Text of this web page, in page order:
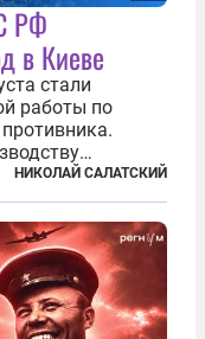
РФ
в Киеве
стали
работы по
и два
городов. В
НИКОЛАЙ САЛАТСКИЙ